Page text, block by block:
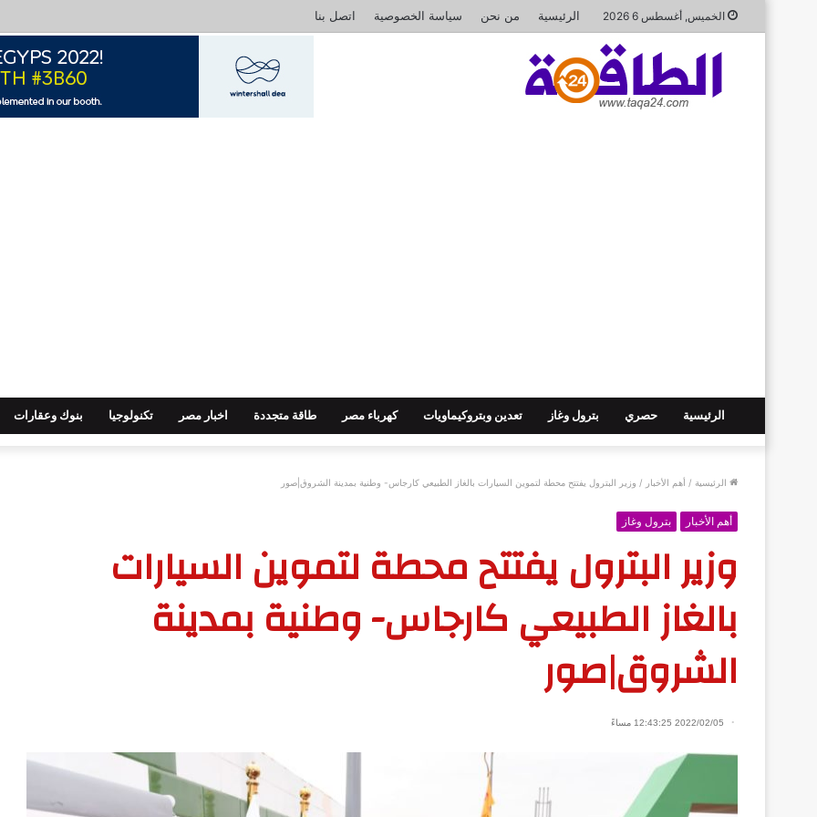
الخميس, أغسطس 6 2026 الرئيسية من نحن سياسة الخصوصية اتصل بنا
الرئيسية حصري بترول وغاز تعدين وبتروكيماويات كهرباء مصر طاقة متجددة اخبار مصر تكنولوجيا بنوك وعقارات
الرئيسية / أهم الأخبار / وزير البترول يفتتح محطة لتموين السيارات بالغاز الطبيعي كارجاس- وطنية بمدينة الشروق|صور
أهم الأخبار بترول وغاز
وزير البترول يفتتح محطة لتموين السيارات
بالغاز الطبيعي كارجاس- وطنية بمدينة
الشروق|صور
2022/02/05 12:43:25 مساءً